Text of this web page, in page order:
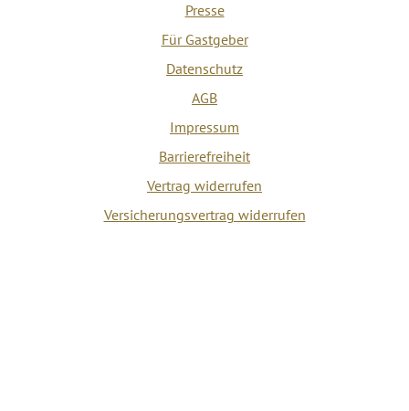
Presse
Für Gastgeber
Datenschutz
AGB
Impressum
Barrierefreiheit
Vertrag widerrufen
Versicherungsvertrag widerrufen